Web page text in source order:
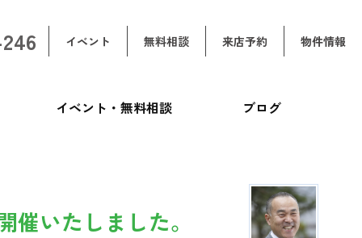
イベント 無料相談 来店予約 物件情報
イベント・無料相談 ブログ
いたしました。